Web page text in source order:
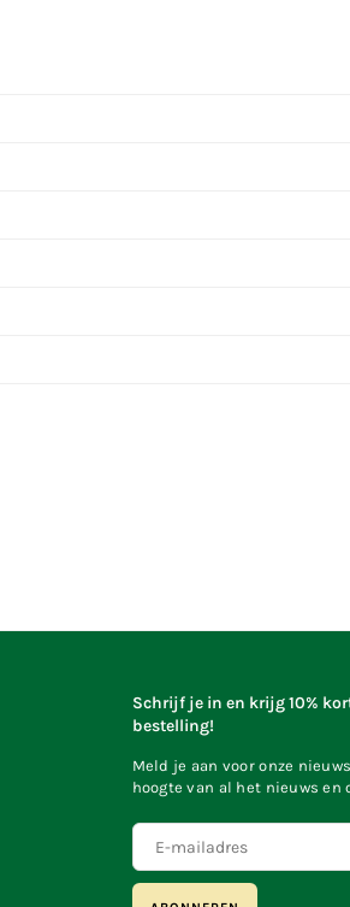
Schrijf je in en krijg 10%
bestelling!
Meld je aan voor onze
hoogte van al het nieuws en